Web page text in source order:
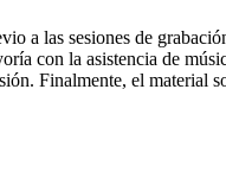
a las sesiones de
con la asistencia de
Finalmente, el material